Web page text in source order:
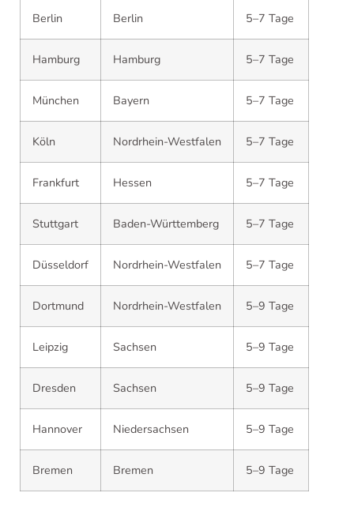
Berlin Berlin 5–7 Tage
Hamburg Hamburg 5–7 Tage
München Bayern 5–7 Tage
Köln Nordrhein-Westfalen 5–7 Tage
Frankfurt Hessen 5–7 Tage
Stuttgart Baden-Württemberg 5–7 Tage
Düsseldorf Nordrhein-Westfalen 5–7 Tage
Dortmund Nordrhein-Westfalen 5–9 Tage
Leipzig Sachsen 5–9 Tage
Dresden Sachsen 5–9 Tage
Hannover Niedersachsen 5–9 Tage
Bremen Bremen 5–9 Tage